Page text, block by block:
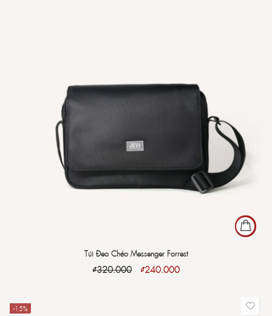
Túi Đeo Chéo Messenger Forrest
₫320.000 ₫240.000
-15%